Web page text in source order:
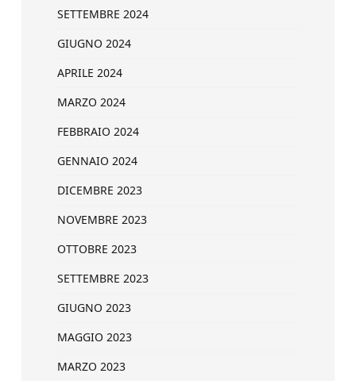
SETTEMBRE 2024
GIUGNO 2024
APRILE 2024
MARZO 2024
FEBBRAIO 2024
GENNAIO 2024
DICEMBRE 2023
NOVEMBRE 2023
OTTOBRE 2023
SETTEMBRE 2023
GIUGNO 2023
MAGGIO 2023
MARZO 2023